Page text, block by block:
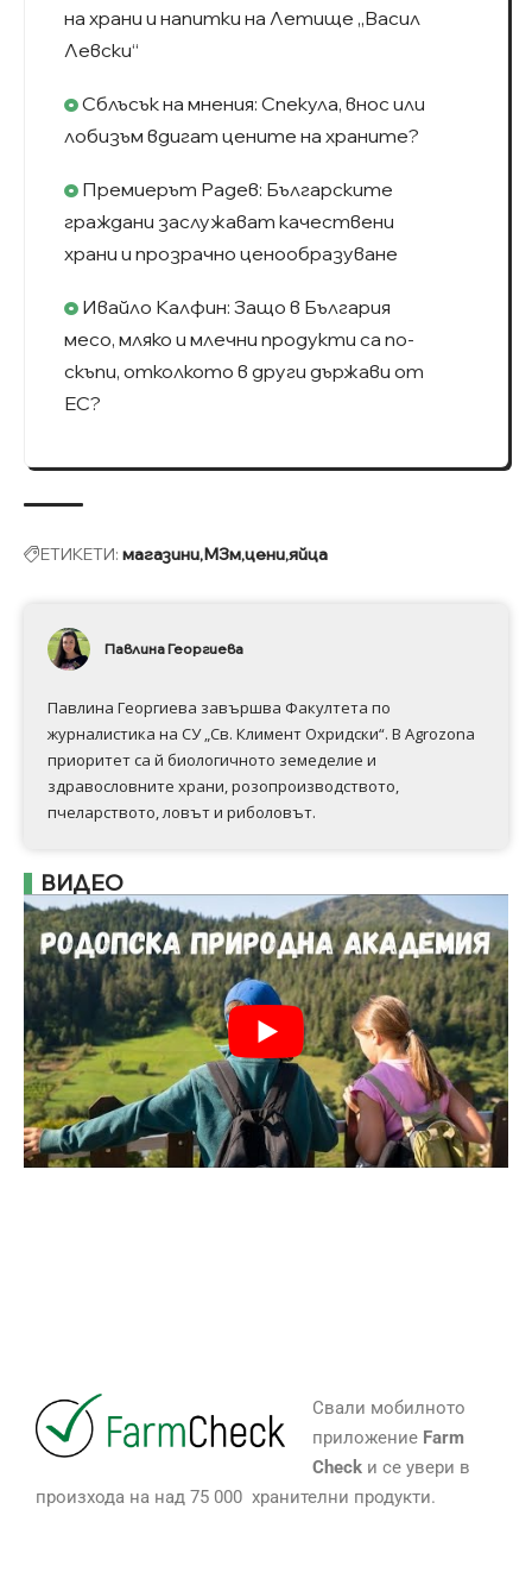
на храни и напитки на Летище „Васил
Левски“
Сблъсък на мнения: Спекула, внос или
лобизъм вдигат цените на храните?
Премиерът Радев: Българските
граждани заслужават качествени
храни и прозрачно ценообразуване
Ивайло Калфин: Защо в България
месо, мляко и млечни продукти са по-
скъпи, отколкото в други държави от
ЕС?
ЕТИКЕТИ: магазини МЗмценияйца
Павлина Георгиева
Павлина Георгиева завършва Факултета по
журналистика на СУ „Св. Климент Охридски“. В Аgrozona
приоритет са й биологичното земеделие и
здравословните храни, розопроизводството,
пчеларството, ловът и риболовът.
ВИДЕО
Свали мобилното
приложение Farm
Checkи се увери в
произхода на над 75 000 хранителни продукти.